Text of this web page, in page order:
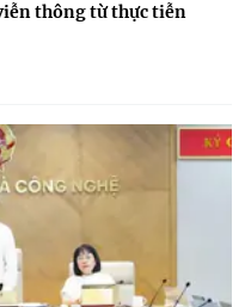
thông từ thực tiễn